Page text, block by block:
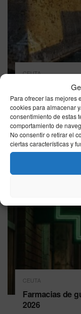
Para ofrecer las mejores
cookies para almacenar
consentimiento de estas
comportamiento de
No consentir o retirar el
ciertas características y
CEUTA
El tiempo en
AEMET marca
máxima y
CEUTA
Farmacias de
2026